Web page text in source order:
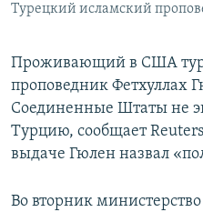
Турецкий исламский
Проживающий в США
проповедник Фетхуллах
Соединенные Штаты не
Турцию, сообщает
выдаче Гюлен назвал
Во вторник